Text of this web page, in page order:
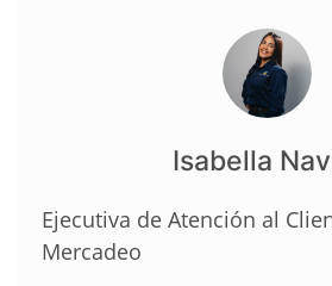
Isabella
Ejecutiva de Atención al
Mercadeo